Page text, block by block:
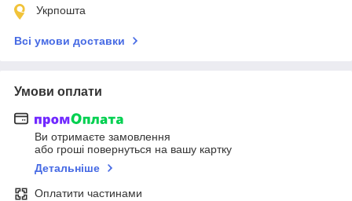
Укрпошта
Всі умови доставки
Умови оплати
Ви отримаєте замовлення
або гроші повернуться на вашу картку
Детальніше
Оплатити частинами